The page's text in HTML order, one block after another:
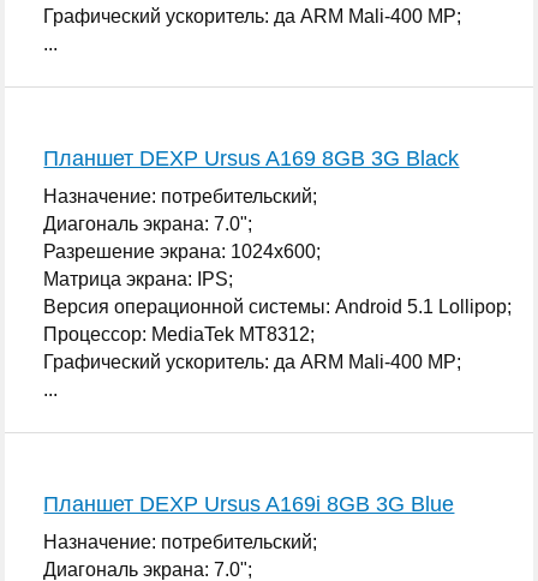
Графический ускоритель: да ARM Mali-400 MP;
...
Планшет DEXP Ursus A169 8GB 3G Black
Назначение: потребительский;
Диагональ экрана: 7.0";
Разрешение экрана: 1024x600;
Матрица экрана: IPS;
Версия операционной системы: Android 5.1 Lollipop;
Процессор: MediaTek MT8312;
Графический ускоритель: да ARM Mali-400 MP;
...
Планшет DEXP Ursus A169i 8GB 3G Blue
Назначение: потребительский;
Диагональ экрана: 7.0";